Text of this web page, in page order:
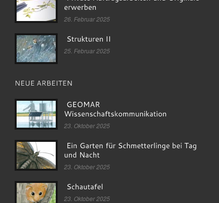
26. Februar 2025
25. Februar 2025
23. Oktober 2025
23. Oktober 2025
23. Oktober 2025